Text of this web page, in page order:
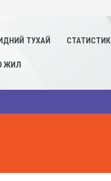
ТУХАЙ СТАТИСТИК
ЖИЛ